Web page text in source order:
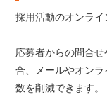
採用活動のオンライ
応募者からの問合
合、メールやオン
数を削減できます。